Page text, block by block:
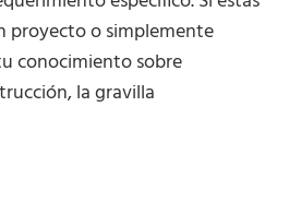
proyecto o simplemente
conocimiento sobre
la gravilla